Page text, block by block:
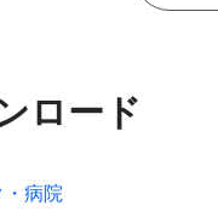
ロード
病院